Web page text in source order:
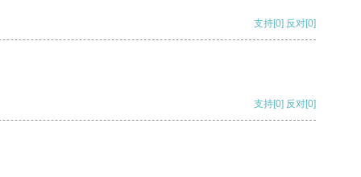
支持[0] 反对[0]
支持[0] 反对[0]